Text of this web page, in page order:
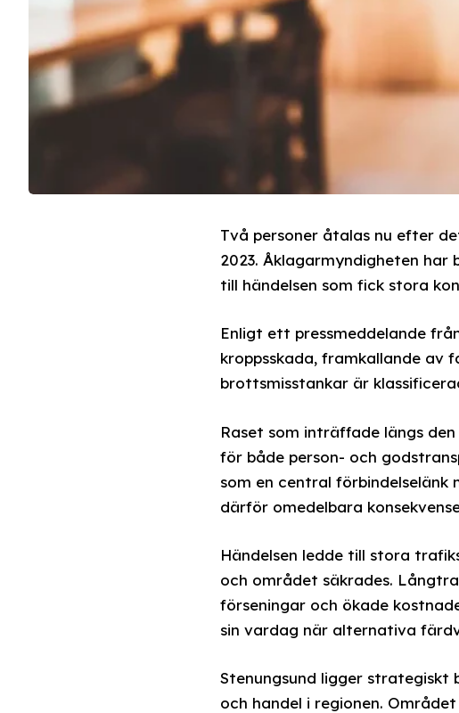
Två personer åtalas nu efter
2023. Åklagarmyndigheten
till händelsen som fick stora
Enligt ett pressmeddelande
kroppsskada, framkallande av
brottsmisstankar är
Raset som inträffade längs
för både person- och
som en central förbindelselänk
därför omedelbara
Händelsen ledde till stora
och området säkrades.
förseningar och ökade
sin vardag när alternativa
Stenungsund ligger strategiskt
och handel i regionen.